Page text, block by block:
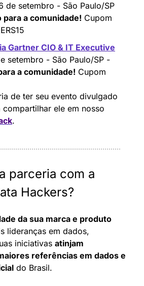
de setembro - São Paulo/SP
para a comunidade! Cupom
Gartner CIO & IT Executive
a comunidade! Cupom
de ter seu evento divulgado
.
parceria com a
Hackers?
da sua marca e produto
lideranças em dados,
iniciativas atinjam
referências em dados e
do Brasil.